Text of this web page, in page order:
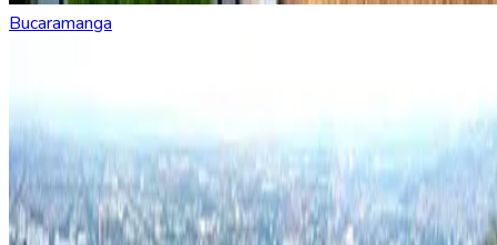
Bucaramanga